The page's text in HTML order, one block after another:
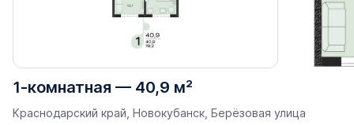
1-комнатная — 40,9 м²
Краснодарский край, Новокубанск, Берёзовая улица